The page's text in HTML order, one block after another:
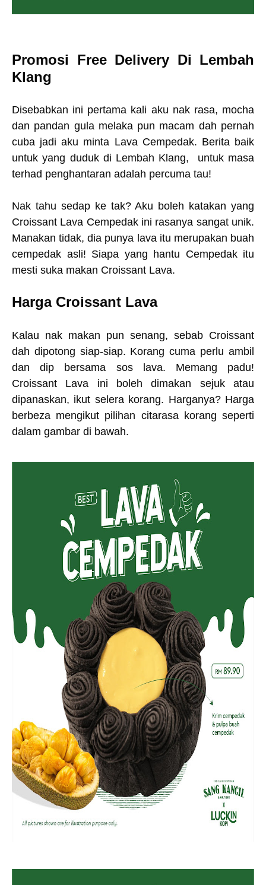
Promosi Free Delivery Di Lembah
Klang
Disebabkan ini pertama kali aku nak rasa, mocha
dan pandan gula melaka pun macam dah pernah
cuba jadi aku minta Lava Cempedak. Berita baik
untuk yang duduk di Lembah Klang, untuk masa
terhad penghantaran adalah percuma tau!
Nak tahu sedap ke tak? Aku boleh katakan yang
Croissant Lava Cempedak ini rasanya sangat unik.
Manakan tidak, dia punya lava itu merupakan buah
cempedak asli! Siapa yang hantu Cempedak itu
mesti suka makan Croissant Lava.
Harga Croissant Lava
Kalau nak makan pun senang, sebab Croissant
dah dipotong siap-siap. Korang cuma perlu ambil
dan dip bersama sos lava. Memang padu!
Croissant Lava ini boleh dimakan sejuk atau
dipanaskan, ikut selera korang. Harganya? Harga
berbeza mengikut pilihan citarasa korang seperti
dalam gambar di bawah.